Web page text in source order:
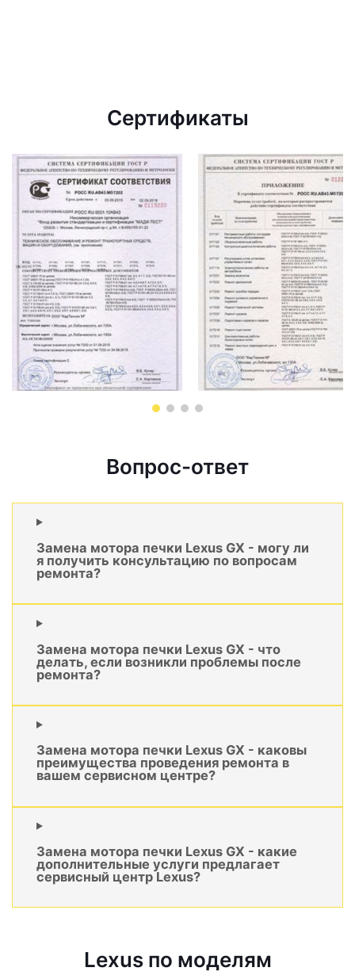
Сертификаты
Вопрос-ответ
Замена мотора печки Lexus GX - могу ли
я получить консультацию по вопросам
ремонта?
Замена мотора печки Lexus GX - что
делать, если возникли проблемы после
ремонта?
Замена мотора печки Lexus GX - каковы
преимущества проведения ремонта в
вашем сервисном центре?
Замена мотора печки Lexus GX - какие
дополнительные услуги предлагает
сервисный центр Lexus?
Lexus по моделям